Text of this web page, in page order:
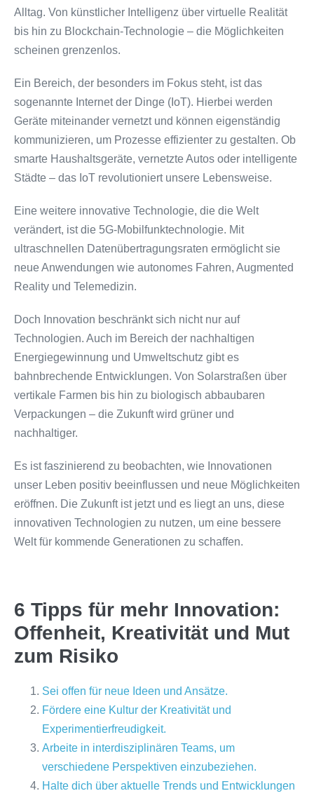
Alltag. Von künstlicher Intelligenz über virtuelle Realität
bis hin zu Blockchain-Technologie – die Möglichkeiten
scheinen grenzenlos.
Ein Bereich, der besonders im Fokus steht, ist das
sogenannte Internet der Dinge (IoT). Hierbei werden
Geräte miteinander vernetzt und können eigenständig
kommunizieren, um Prozesse effizienter zu gestalten. Ob
smarte Haushaltsgeräte, vernetzte Autos oder intelligente
Städte – das IoT revolutioniert unsere Lebensweise.
Eine weitere innovative Technologie, die die Welt
verändert, ist die 5G-Mobilfunktechnologie. Mit
ultraschnellen Datenübertragungsraten ermöglicht sie
neue Anwendungen wie autonomes Fahren, Augmented
Reality und Telemedizin.
Doch Innovation beschränkt sich nicht nur auf
Technologien. Auch im Bereich der nachhaltigen
Energiegewinnung und Umweltschutz gibt es
bahnbrechende Entwicklungen. Von Solarstraßen über
vertikale Farmen bis hin zu biologisch abbaubaren
Verpackungen – die Zukunft wird grüner und
nachhaltiger.
Es ist faszinierend zu beobachten, wie Innovationen
unser Leben positiv beeinflussen und neue Möglichkeiten
eröffnen. Die Zukunft ist jetzt und es liegt an uns, diese
innovativen Technologien zu nutzen, um eine bessere
Welt für kommende Generationen zu schaffen.
6 Tipps für mehr Innovation:
Offenheit, Kreativität und Mut
zum Risiko
Sei offen für neue Ideen und Ansätze.
Fördere eine Kultur der Kreativität und
Experimentierfreudigkeit.
Arbeite in interdisziplinären Teams, um
verschiedene Perspektiven einzubeziehen.
Halte dich über aktuelle Trends und Entwicklungen